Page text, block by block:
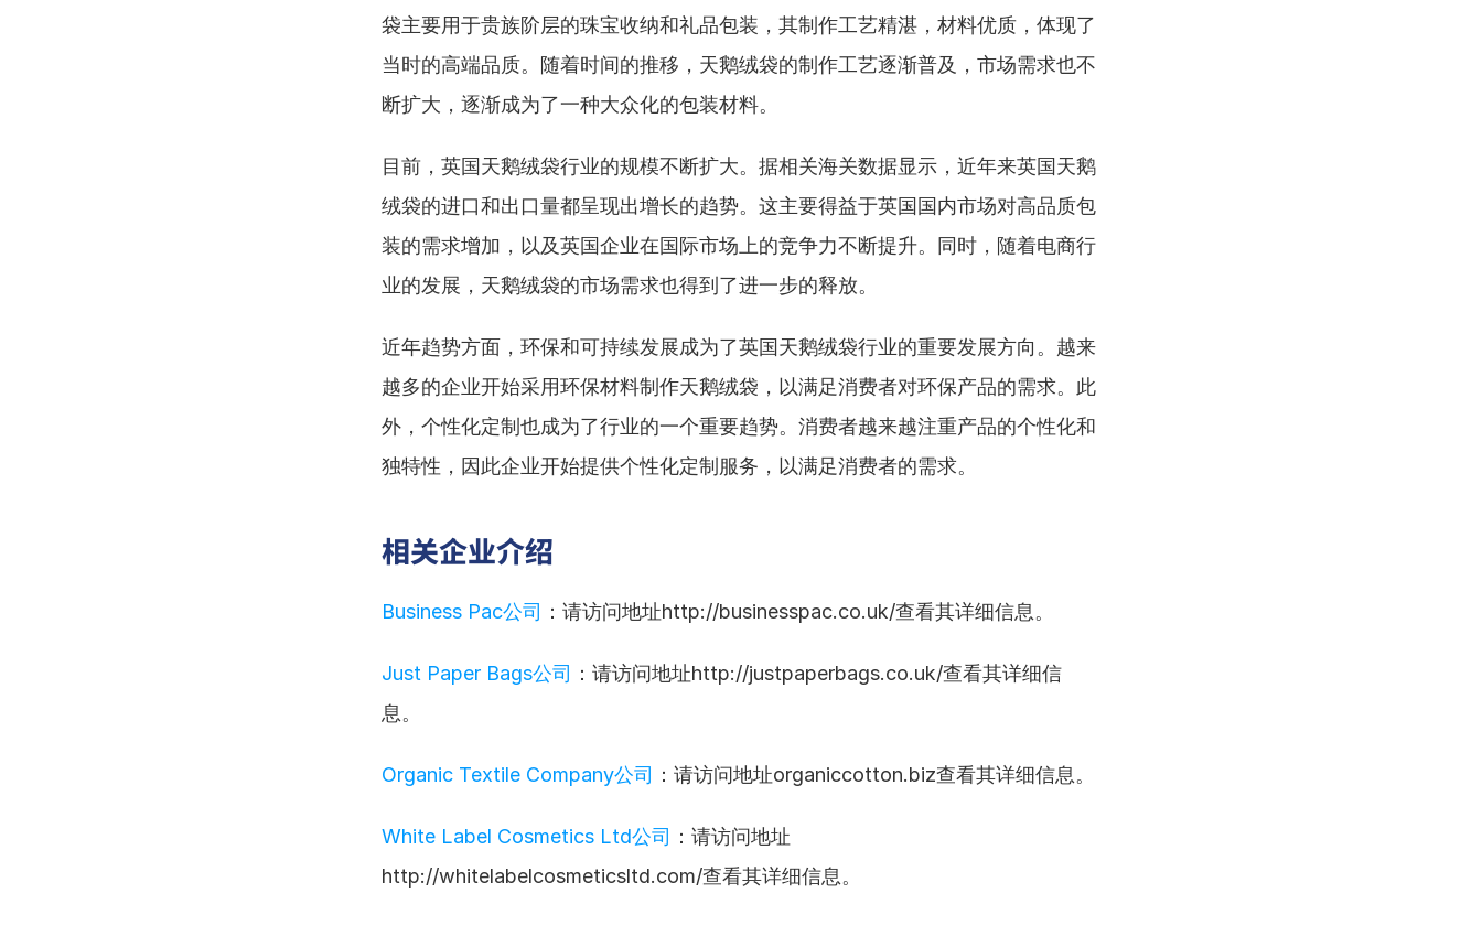
袋主要用于贵族阶层的珠宝收纳和礼品包装，其制作工艺精湛，材料优质，体现了
当时的高端品质。随着时间的推移，天鹅绒袋的制作工艺逐渐普及，市场需求也不
断扩大，逐渐成为了一种大众化的包装材料。
目前，英国天鹅绒袋行业的规模不断扩大。据相关海关数据显示，近年来英国天鹅
绒袋的进口和出口量都呈现出增长的趋势。这主要得益于英国国内市场对高品质包
装的需求增加，以及英国企业在国际市场上的竞争力不断提升。同时，随着电商行
业的发展，天鹅绒袋的市场需求也得到了进一步的释放。
近年趋势方面，环保和可持续发展成为了英国天鹅绒袋行业的重要发展方向。越来
越多的企业开始采用环保材料制作天鹅绒袋，以满足消费者对环保产品的需求。此
外，个性化定制也成为了行业的一个重要趋势。消费者越来越注重产品的个性化和
独特性，因此企业开始提供个性化定制服务，以满足消费者的需求。
相关企业介绍
Business Pac公司 ：请访问地址http://businesspac.co.uk/查看其详细信息。
Just Paper Bags公司 ：请访问地址http://justpaperbags.co.uk/查看其详细信
息。
Organic Textile Company公司 ：请访问地址organiccotton.biz查看其详细信息。
White Label Cosmetics Ltd公司 ：请访问地址
http://whitelabelcosmeticsltd.com/查看其详细信息。